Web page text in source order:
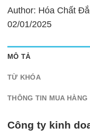
Author: Hóa Chất
02/01/2025
MÔ TẢ
TỪ KHÓA
THÔNG TIN MUA HÀNG
Công ty kinh